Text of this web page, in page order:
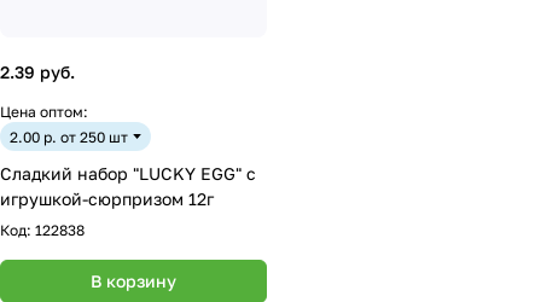
2.39 руб.
Цена оптом:
2.00 р. от 250 шт
Сладкий набор "LUCKY EGG" с
игрушкой-сюрпризом 12г
Код: 122838
В корзину